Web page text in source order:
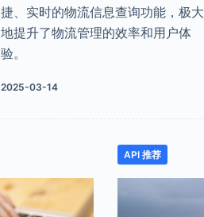
捷、实时的物流信息查询功能，极大
地提升了物流管理的效率和用户体
验。
2025-03-14
API 推荐